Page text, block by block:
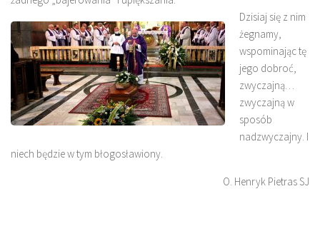
Dzisiaj się z nim
żegnamy,
wspominając tę
jego dobroć,
zwyczajną…
zwyczajną w
sposób
nadzwyczajny. I
niech będzie w tym błogosławiony.
O. Henryk Pietras SJ